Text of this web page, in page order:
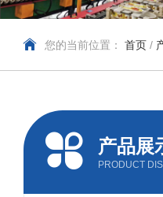
您的当前位置： 首页 /
产品展
PRODUCT